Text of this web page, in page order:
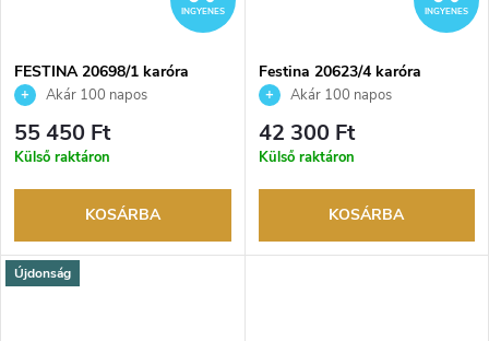
INGYENES
FESTINA 20698/1 karóra
Akár 100 napos
márkakereskedő.
55 450 Ft
Külső raktáron
KOSÁRBA
INGYENES
Festina 20623/4 karóra
Akár 100 napos
márkakereskedő.
42 300 Ft
Külső raktáron
KOSÁRBA
Újdonság